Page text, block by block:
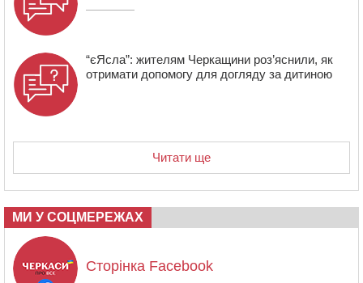
“єЯсла”: жителям Черкащини роз’яснили, як
отримати допомогу для догляду за дитиною
Читати ще
МИ У СОЦМЕРЕЖАХ
Сторінка Facebook